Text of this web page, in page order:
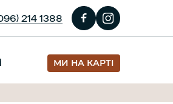
214 1388
МИ НА КАРТІ